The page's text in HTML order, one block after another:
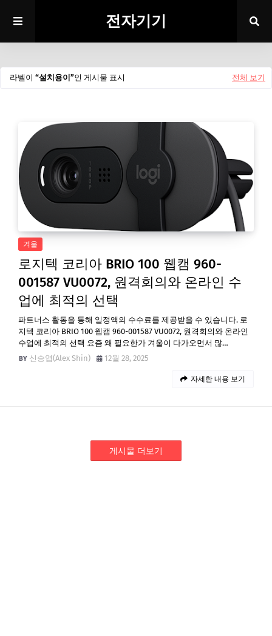
전자기기
라벨이 설치용이 인 게시물 표시 전체 보기
겨울
로지텍 코리아 BRIO 100 웹캠 960-
001587 VU0072, 원격회의와 온라인 수
업에 최적의 선택
파트너스 활동을 통해 일정액의 수수료를 제공받을 수 있습니다. 로
지텍 코리아 BRIO 100 웹캠 960-001587 VU0072, 원격회의와 온라인
수업에 최적의 선택 요즘 왜 필요한가 겨울이 다가오면서 많…
신승엽(Alex Shin)
12월 28, 2025
자세한 내용 보기
게시물 더보기